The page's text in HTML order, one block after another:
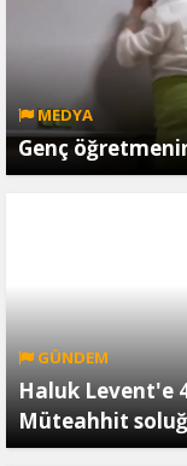
MEDYA
Genç
GÜNDEM
Haluk Levent'e
Müteahhit